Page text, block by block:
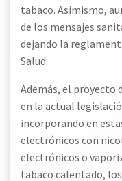
tabaco. Asimismo,
de los mensajes
dejando la
Salud.
Además, el proyecto
en la actual
incorporando en
electrónicos con
electrónicos o
tabaco calentado,